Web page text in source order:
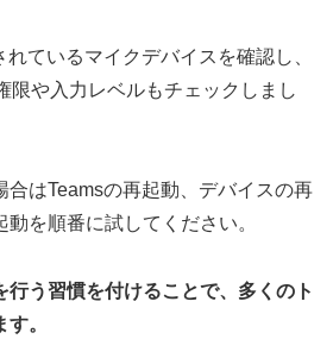
れているマイクデバイスを確認し、
限や入力レベルもチェックしまし
合はTeamsの再起動、デバイスの再
を順番に試してください。
行う習慣を付けることで、多くのト
。